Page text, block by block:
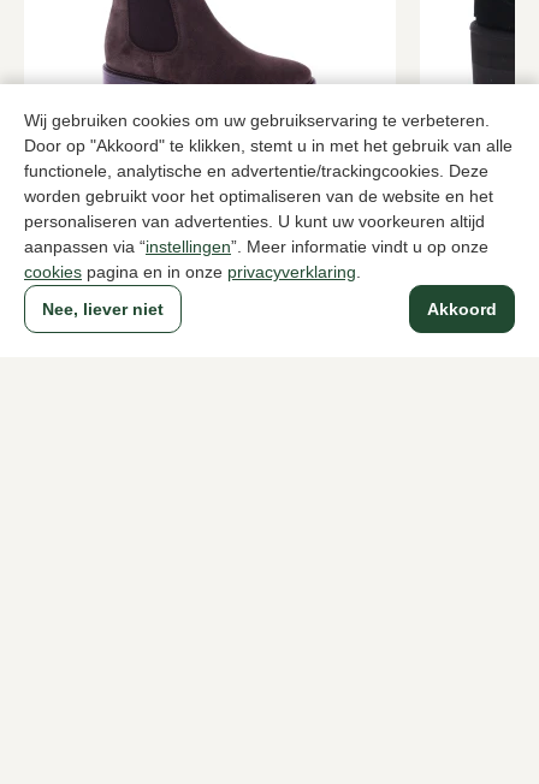
Wij gebruiken cookies om uw gebruikservaring te verbeteren.
Door op "Akkoord" te klikken, stemt u in met het gebruik van alle
functionele, analytische en advertentie/trackingcookies. Deze
worden gebruikt voor het optimaliseren van de website en het
personaliseren van advertenties. U kunt uw voorkeuren altijd
aanpassen via “instellingen”. Meer informatie vindt u op onze
cookies pagina en in onze privacyverklaring
Akkoord
Nee, liever niet
Gioia
Bruine enkellaarzen dames
149,95
UGG
Zwarte
179,95